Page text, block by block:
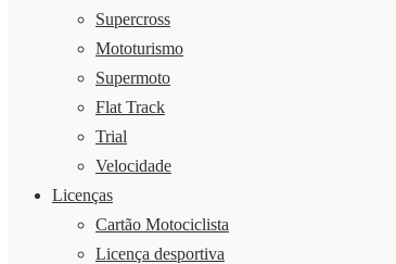
Supercross
Mototurismo
Supermoto
Flat Track
Trial
Velocidade
Licenças
Cartão Motociclista
Licença desportiva